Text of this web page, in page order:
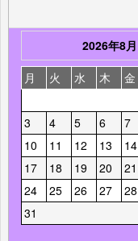
2026年8月
月
火 水 木 金
3
4 5 6 7
10
11 12 13 14
17
18 19 20 21
24
25 26 27 28
31